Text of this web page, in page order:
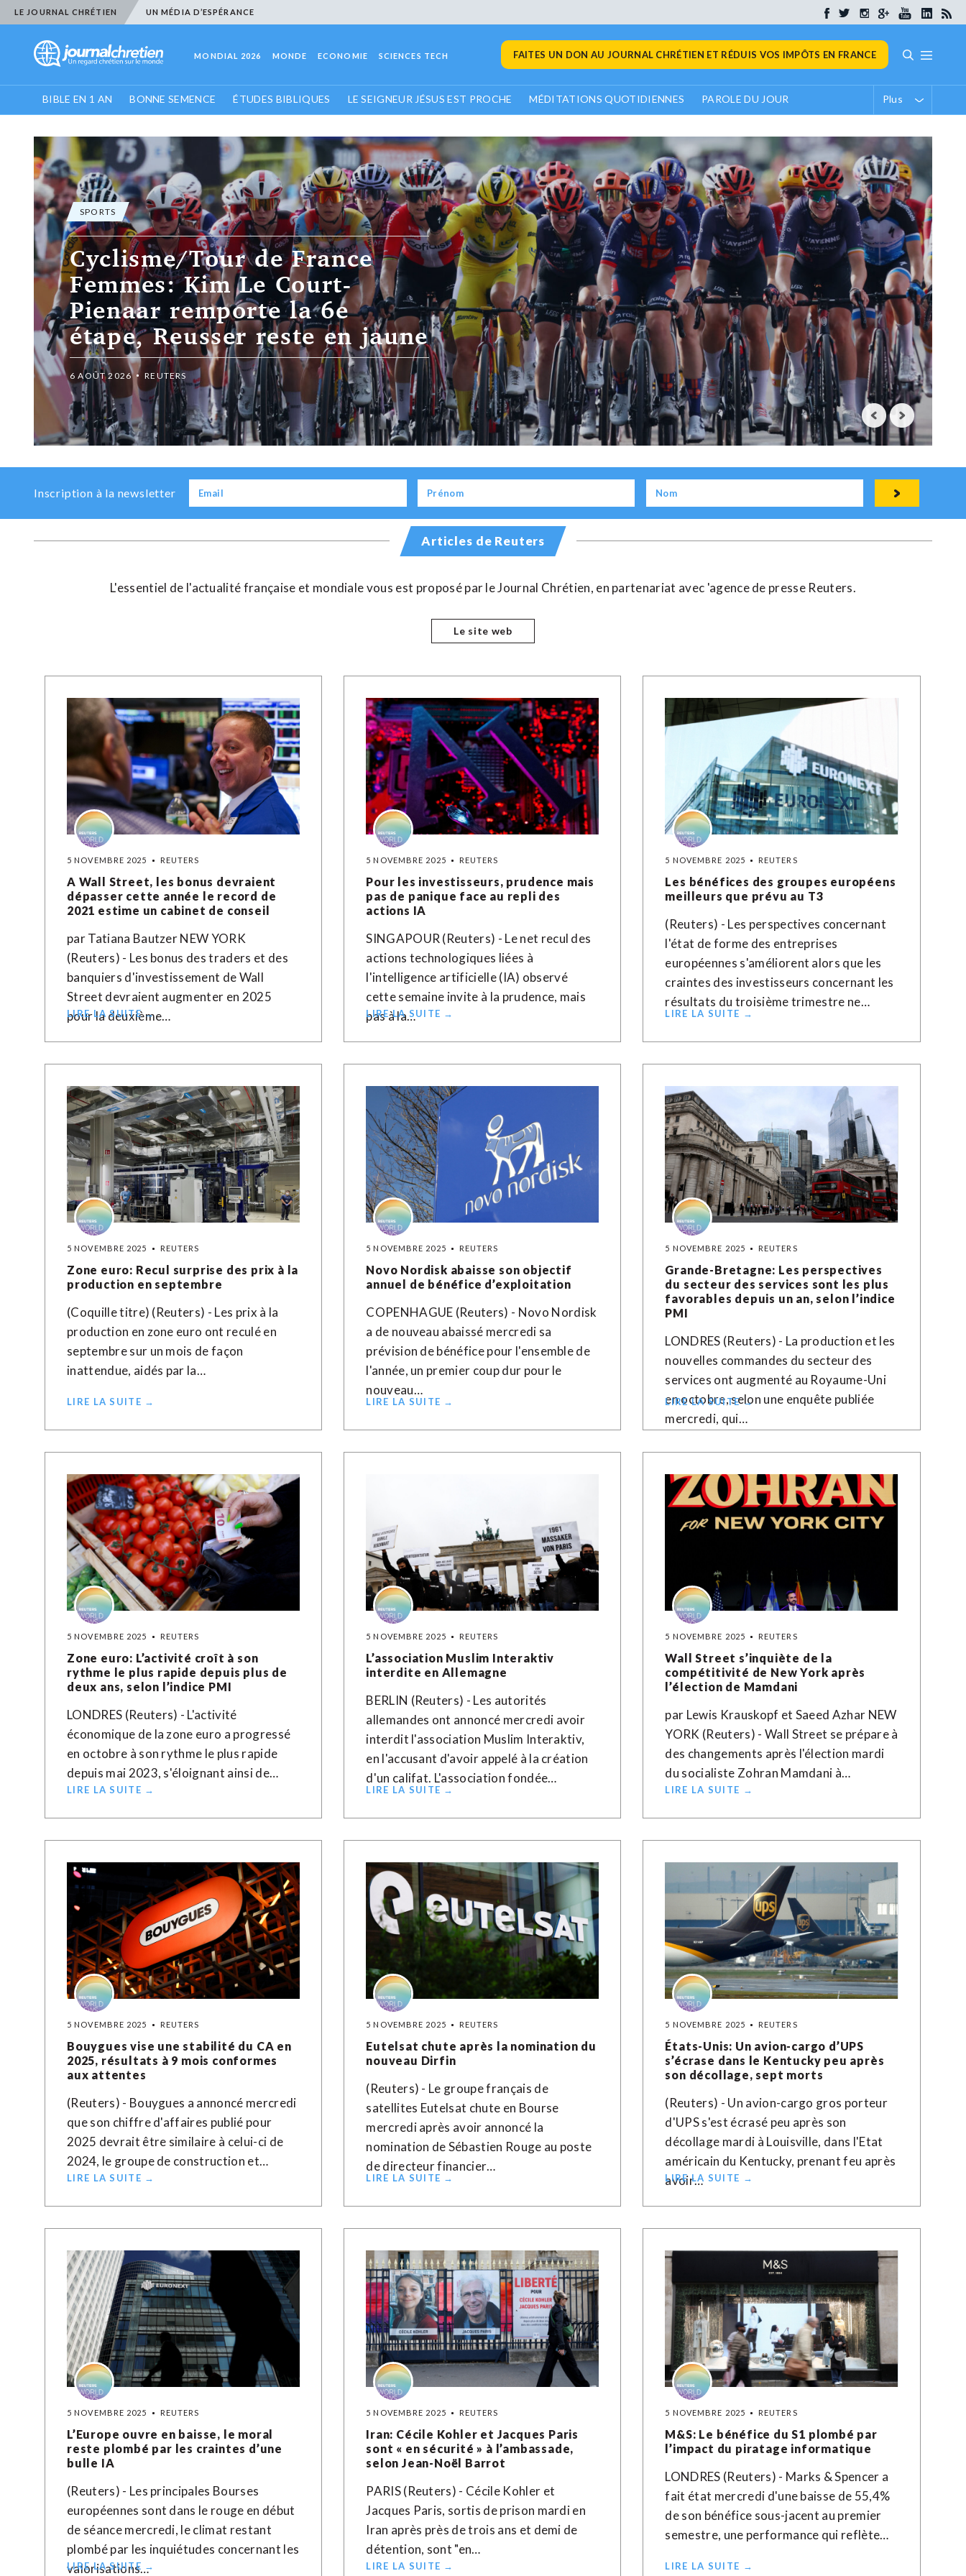
LE JOURNAL CHRÉTIEN UN MÉDIA D’ESPÉRANCE
MONDIAL 2026 MONDE ECONOMIE SCIENCES TECH FAITES UN DON AU JOURNAL CHRÉTIEN ET RÉDUIS VOS IMPÔTS EN FRANCE
BIBLE EN 1 AN BONNE SEMENCE ÉTUDES BIBLIQUES LE SEIGNEUR JÉSUS EST PROCHE MÉDITATIONS QUOTIDIENNES PAROLE DU JOUR Plus
SPORTS
Cyclisme/Tour de France
Femmes: Kim Le Court-
Pienaar remporte la 6e
étape, Reusser reste en jaune
6 AOÛT 2026 REUTERS
Previous
Next
Inscription à la newsletter
Articles de Reuters
L'essentiel de l'actualité française et mondiale vous est proposé par le Journal Chrétien, en partenariat avec 'agence de presse Reuters.
Le site web
5 NOVEMBRE 2025 REUTERS
A Wall Street, les bonus devraient
dépasser cette année le record de
2021 estime un cabinet de conseil
par Tatiana Bautzer NEW YORK
(Reuters) - Les bonus des traders et des
banquiers d'investissement de Wall
Street devraient augmenter en 2025
pour la deuxième…
LIRE LA SUITE →
5 NOVEMBRE 2025 REUTERS
Pour les investisseurs, prudence mais
pas de panique face au repli des
actions IA
SINGAPOUR (Reuters) - Le net recul des
actions technologiques liées à
l'intelligence artificielle (IA) observé
cette semaine invite à la prudence, mais
pas à la…
LIRE LA SUITE →
5 NOVEMBRE 2025 REUTERS
Les bénéfices des groupes européens
meilleurs que prévu au T3
(Reuters) - Les perspectives concernant
l'état de forme des entreprises
européennes s'améliorent alors que les
craintes des investisseurs concernant les
résultats du troisième trimestre ne…
LIRE LA SUITE →
5 NOVEMBRE 2025 REUTERS
Zone euro: Recul surprise des prix à la
production en septembre
(Coquille titre) (Reuters) - Les prix à la
production en zone euro ont reculé en
septembre sur un mois de façon
inattendue, aidés par la…
LIRE LA SUITE →
5 NOVEMBRE 2025 REUTERS
Novo Nordisk abaisse son objectif
annuel de bénéfice d’exploitation
COPENHAGUE (Reuters) - Novo Nordisk
a de nouveau abaissé mercredi sa
prévision de bénéfice pour l'ensemble de
l'année, un premier coup dur pour le
nouveau…
LIRE LA SUITE →
5 NOVEMBRE 2025 REUTERS
Grande-Bretagne: Les perspectives
du secteur des services sont les plus
favorables depuis un an, selon l’indice
PMI
LONDRES (Reuters) - La production et les
nouvelles commandes du secteur des
services ont augmenté au Royaume-Uni
en octobre, selon une enquête publiée
mercredi, qui…
LIRE LA SUITE →
5 NOVEMBRE 2025 REUTERS
Zone euro: L’activité croît à son
rythme le plus rapide depuis plus de
deux ans, selon l’indice PMI
LONDRES (Reuters) - L'activité
économique de la zone euro a progressé
en octobre à son rythme le plus rapide
depuis mai 2023, s'éloignant ainsi de…
LIRE LA SUITE →
5 NOVEMBRE 2025 REUTERS
L’association Muslim Interaktiv
interdite en Allemagne
BERLIN (Reuters) - Les autorités
allemandes ont annoncé mercredi avoir
interdit l'association Muslim Interaktiv,
en l'accusant d'avoir appelé à la création
d'un califat. L'association fondée…
LIRE LA SUITE →
5 NOVEMBRE 2025 REUTERS
Wall Street s’inquiète de la
compétitivité de New York après
l’élection de Mamdani
par Lewis Krauskopf et Saeed Azhar NEW
YORK (Reuters) - Wall Street se prépare à
des changements après l'élection mardi
du socialiste Zohran Mamdani à…
LIRE LA SUITE →
5 NOVEMBRE 2025 REUTERS
Bouygues vise une stabilité du CA en
2025, résultats à 9 mois conformes
aux attentes
(Reuters) - Bouygues a annoncé mercredi
que son chiffre d'affaires publié pour
2025 devrait être similaire à celui-ci de
2024, le groupe de construction et…
LIRE LA SUITE →
5 NOVEMBRE 2025 REUTERS
Eutelsat chute après la nomination du
nouveau Dirfin
(Reuters) - Le groupe français de
satellites Eutelsat chute en Bourse
mercredi après avoir annoncé la
nomination de Sébastien Rouge au poste
de directeur financier…
LIRE LA SUITE →
5 NOVEMBRE 2025 REUTERS
États-Unis: Un avion-cargo d’UPS
s’écrase dans le Kentucky peu après
son décollage, sept morts
(Reuters) - Un avion-cargo gros porteur
d'UPS s'est écrasé peu après son
décollage mardi à Louisville, dans l'Etat
américain du Kentucky, prenant feu après
avoir…
LIRE LA SUITE →
5 NOVEMBRE 2025 REUTERS
L’Europe ouvre en baisse, le moral
reste plombé par les craintes d’une
bulle IA
(Reuters) - Les principales Bourses
européennes sont dans le rouge en début
de séance mercredi, le climat restant
plombé par les inquiétudes concernant les
valorisations…
LIRE LA SUITE →
5 NOVEMBRE 2025 REUTERS
Iran: Cécile Kohler et Jacques Paris
sont « en sécurité » à l’ambassade,
selon Jean-Noël Barrot
PARIS (Reuters) - Cécile Kohler et
Jacques Paris, sortis de prison mardi en
Iran après près de trois ans et demi de
détention, sont "en…
LIRE LA SUITE →
5 NOVEMBRE 2025 REUTERS
M&S: Le bénéfice du S1 plombé par
l’impact du piratage informatique
LONDRES (Reuters) - Marks & Spencer a
fait état mercredi d'une baisse de 55,4%
de son bénéfice sous-jacent au premier
semestre, une performance qui reflète…
LIRE LA SUITE →